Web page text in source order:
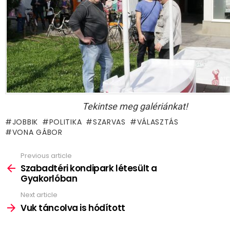
Tekintse meg galériánkat!
JOBBIK POLITIKA SZARVAS
VÁLASZTÁS
VONA GÁBOR
more
Previous article
Szabadtéri kondipark létesült a
Gyakorlóban
Next article
Vuk táncolva is hódított